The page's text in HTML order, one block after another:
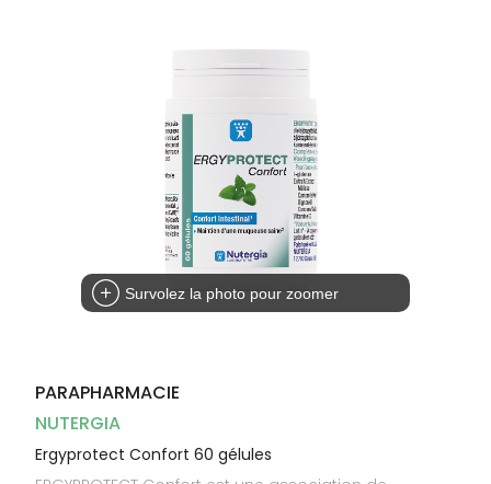
Survolez la photo pour zoomer
PARAPHARMACIE
NUTERGIA
Ergyprotect Confort 60 gélules